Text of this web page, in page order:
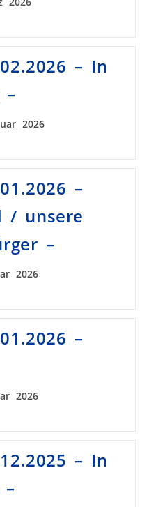
– In
2026
–
/ unsere
–
2026
–
2026
– In